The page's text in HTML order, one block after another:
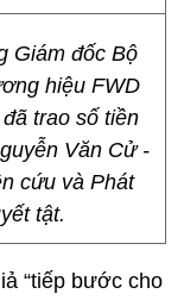
Giám đốc Bộ
hiệu FWD
trao số tiền
Văn Cử -
cứu và Phát
tật.
“tiếp bước cho